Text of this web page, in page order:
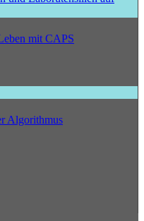
mit CAPS
Algorithmus